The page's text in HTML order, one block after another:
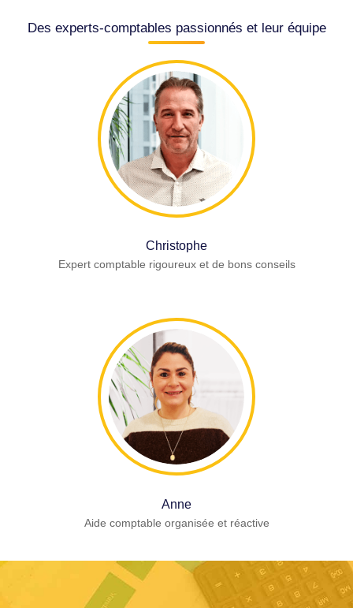
Des experts-comptables passionnés et leur équipe
Christophe
Expert comptable rigoureux et de bons conseils
Anne
Aide comptable organisée et réactive